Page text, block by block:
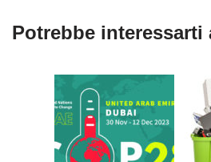
Potrebbe interessarti